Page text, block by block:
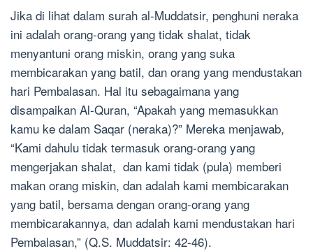
Jika di lihat dalam surah al-Muddatsir, penghuni neraka
ini adalah orang-orang yang tidak shalat, tidak
menyantuni orang miskin, orang yang suka
membicarakan yang batil, dan orang yang mendustakan
hari Pembalasan. Hal itu sebagaimana yang
disampaikan Al-Quran, “Apakah yang memasukkan
kamu ke dalam Saqar (neraka)?” Mereka menjawab,
“Kami dahulu tidak termasuk orang-orang yang
mengerjakan shalat, dan kami tidak (pula) memberi
makan orang miskin, dan adalah kami membicarakan
yang batil, bersama dengan orang-orang yang
membicarakannya, dan adalah kami mendustakan hari
Pembalasan,” (Q.S. Muddatsir: 42-46).